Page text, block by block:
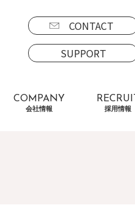
CONTACT
SUPPORT
COMPANY
会社情報
RECRUIT
採用情報